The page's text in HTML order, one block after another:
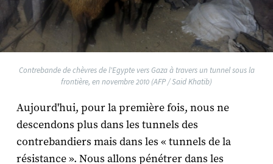
Contrebande de chèvres de l'Egypte vers Gaza à travers un tunnel sous la
frontière, en novembre 2010 (AFP / Said Khatib)
Aujourd'hui, pour la première fois, nous ne
descendons plus dans les tunnels des
contrebandiers mais dans les « tunnels de la
résistance ». Nous allons pénétrer dans les